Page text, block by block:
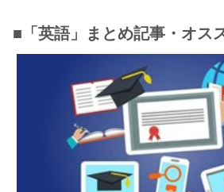
■「英語」まとめ記事・オス